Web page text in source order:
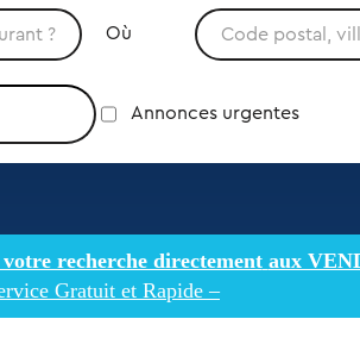
Où
Annonces urgentes
recherche directement aux
Gratuit et Rapide –